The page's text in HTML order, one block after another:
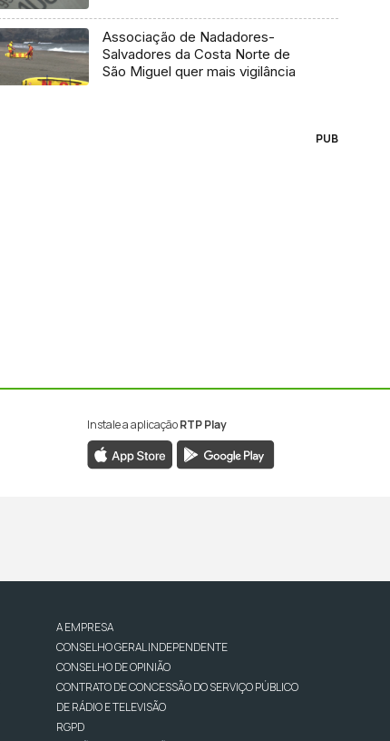
Associação de Nadadores-
Salvadores da Costa Norte de
São Miguel quer mais vigilância
PUB
Instale a aplicaçãoRTP Play
A EMPRESA
CONSELHO GERAL INDEPENDENTE
CONSELHO DE OPINIÃO
CONTRATO DE CONCESSÃO DO SERVIÇO PÚBLICO
DE RÁDIO E TELEVISÃO
RGPD